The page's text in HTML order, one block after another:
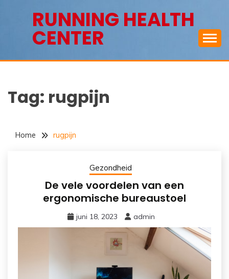
RUNNING HEALTH
CENTER
Tag: rugpijn
Home rugpijn
Gezondheid
De vele voordelen van een
ergonomische bureaustoel
juni 18, 2023 admin